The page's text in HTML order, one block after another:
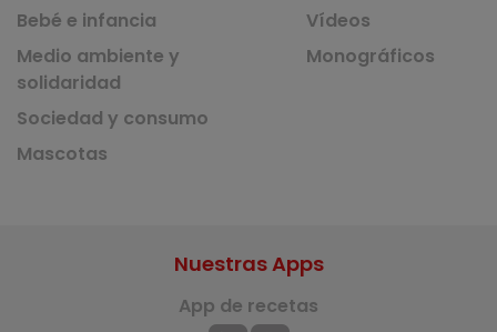
Bebé e infancia
Medio ambiente y
solidaridad
Sociedad y consumo
Mascotas
Vídeos
Monográficos
Nuestras Apps
App de recetas